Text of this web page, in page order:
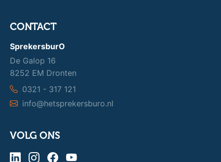
CONTACT
SprekersburO
De Galop 16
8252 EM Dronten
0321 - 317 121
info@hetsprekersburo.nl
VOLG ONS